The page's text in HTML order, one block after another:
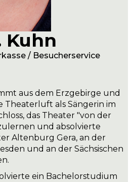
Kuhn
/ Besucherservice
aus dem Erzgebirge und
Theaterluft als Sängerin im
das Theater "von der
und absolvierte
Altenburg Gera, an der
und an der Sächsischen
ein Bachelorstudium